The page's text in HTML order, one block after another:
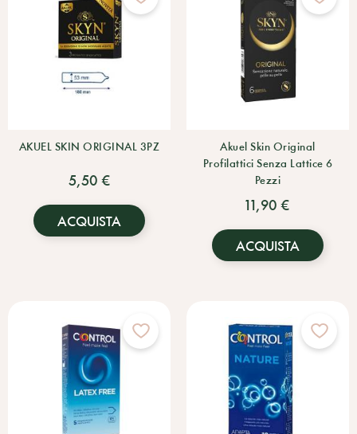
AKUEL SKIN ORIGINAL 3PZ
5,50 €
ACQUISTA
Akuel Skin Original
Profilattici Senza Lattice 6
Pezzi
11,90 €
ACQUISTA